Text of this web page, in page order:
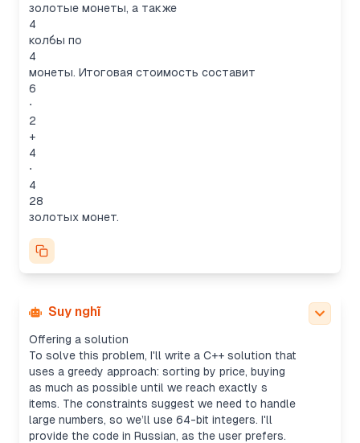
золотые монеты, а также
4
колбы по
4
монеты. Итоговая стоимость составит
6
⋅
2
+
4
⋅
4
28
золотых монет.
Suy nghĩ
Offering a solution
To solve this problem, I'll write a C++ solution that
uses a greedy approach: sorting by price, buying
as much as possible until we reach exactly s
items. The constraints suggest we need to handle
large numbers, so we’ll use 64-bit integers. I'll
provide the code in Russian, as the user prefers.